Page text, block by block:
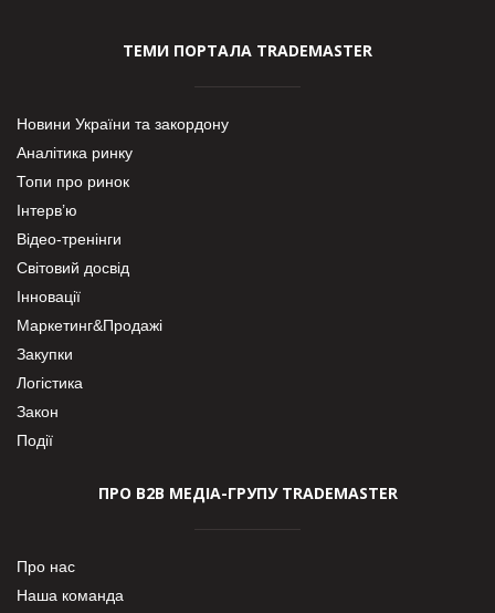
ТЕМИ ПОРТАЛА TRADEMASTER
Новини України та закордону
Аналітика ринку
Топи про ринок
Інтерв’ю
Відео-тренінги
Світовий досвід
Інновації
Маркетинг&Продажі
Закупки
Логістика
Закон
Події
ПРО В2В МЕДІА-ГРУПУ TRADEMASTER
Про нас
Наша команда